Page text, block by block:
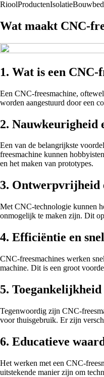
RioolProductenIsolatie
Wat maakt CNC-
1. Wat is een CNC-
Een CNC-freesmachine,
worden aangestuurd door een
2. Nauwkeurigheid
Een van de belangrijkste
freesmachine kunnen
en het maken van prototypes.
3. Ontwerpvrijheid
Met CNC-technologie kunnen
onmogelijk te maken zijn. Dit
4. Efficiëntie en
CNC-freesmachines werken
machine. Dit is een groot
5.
Tegenwoordig zijn CNC-
voor thuisgebruik. Er zijn
6. Educatieve
Het werken met een CNC-
uitstekende manier zijn om